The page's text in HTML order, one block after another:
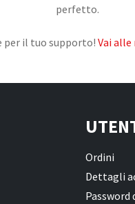
perfetto.
per il tuo supporto! Vai alle
Ordini
Dettagli